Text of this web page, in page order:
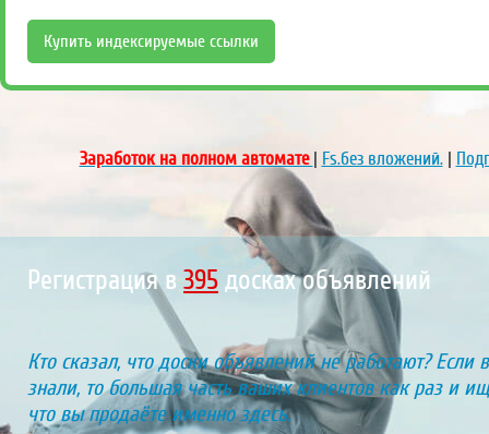
Купить индексируемые ссылки
Заработок на полном автомате| Fs.без вложений.|
Регистрация в 447 досках объявлений
Кто сказал, что доски объявлений не работают? Если
знали, то большая часть ваших клиентов как раз и
что вы продаёте именно здесь.